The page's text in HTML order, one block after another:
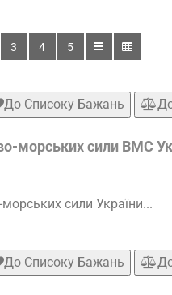
3 4 5
До Списоку Бажань
морських сили ВМС
сили України...
До Списоку Бажань